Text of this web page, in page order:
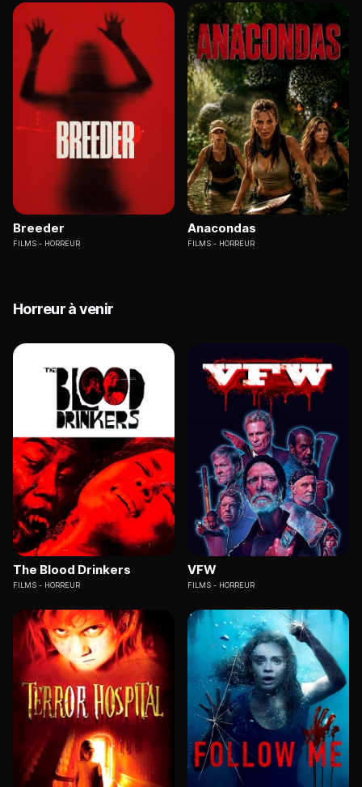
Breeder
FILMS HORREUR
Anacondas
FILMS HORREUR
Horreur à venir
The Blood Drinkers
FILMS HORREUR
VFW
FILMS HORREUR